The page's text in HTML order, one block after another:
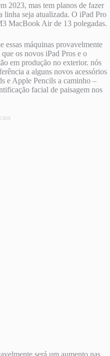
2023, mas tem planos de fazer
linha seja atualizada. O iPad Pro
MacBook Air de 13 polegadas.
essas máquinas provavelmente
os novos iPad Pros e o
em produção no exterior. nós
a alguns novos acessórios
e Apple Pencils a caminho –
facial de paisagem nos
será um aumento nas